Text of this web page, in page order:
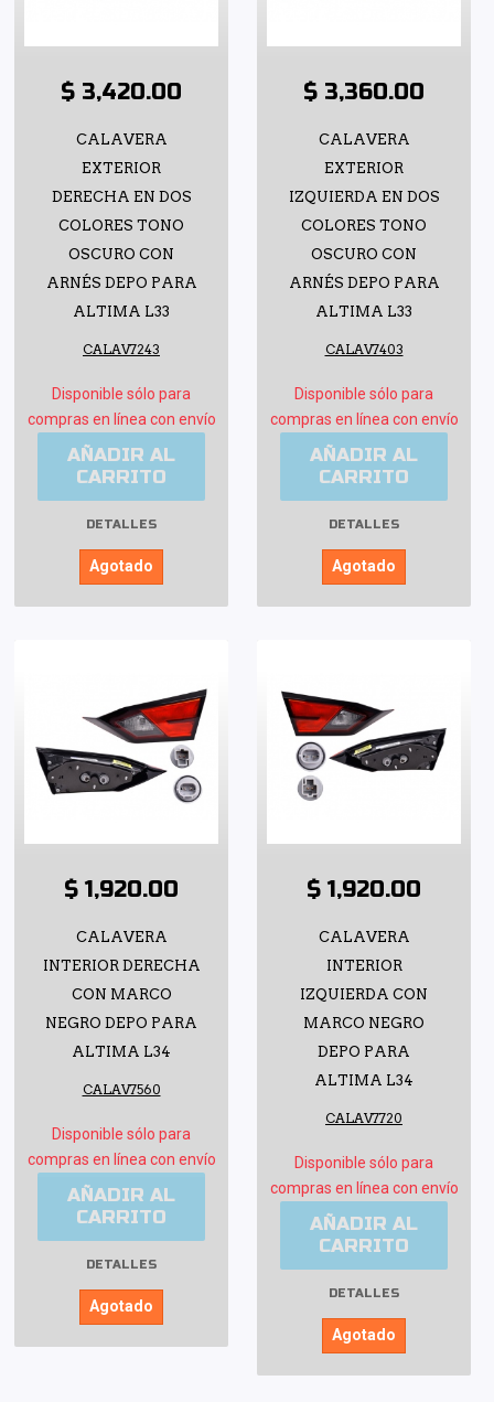
$ 3,420.00
CALAVERA
EXTERIOR
DERECHA EN DOS
COLORES TONO
OSCURO CON
ARNÉS DEPO PARA
ALTIMA L33
CALAV7243
Disponible sólo para
compras en línea con envío
AÑADIR AL
CARRITO
DETALLES
Agotado
$ 3,360.00
CALAVERA
EXTERIOR
IZQUIERDA EN DOS
COLORES TONO
OSCURO CON
ARNÉS DEPO PARA
ALTIMA L33
CALAV7403
Disponible sólo para
compras en línea con envío
AÑADIR AL
CARRITO
DETALLES
Agotado
$ 1,920.00
CALAVERA
INTERIOR DERECHA
CON MARCO
NEGRO DEPO PARA
ALTIMA L34
CALAV7560
Disponible sólo para
compras en línea con envío
AÑADIR AL
CARRITO
DETALLES
Agotado
$ 1,920.00
CALAVERA
INTERIOR
IZQUIERDA CON
MARCO NEGRO
DEPO PARA
ALTIMA L34
CALAV7720
Disponible sólo para
compras en línea con envío
AÑADIR AL
CARRITO
DETALLES
Agotado